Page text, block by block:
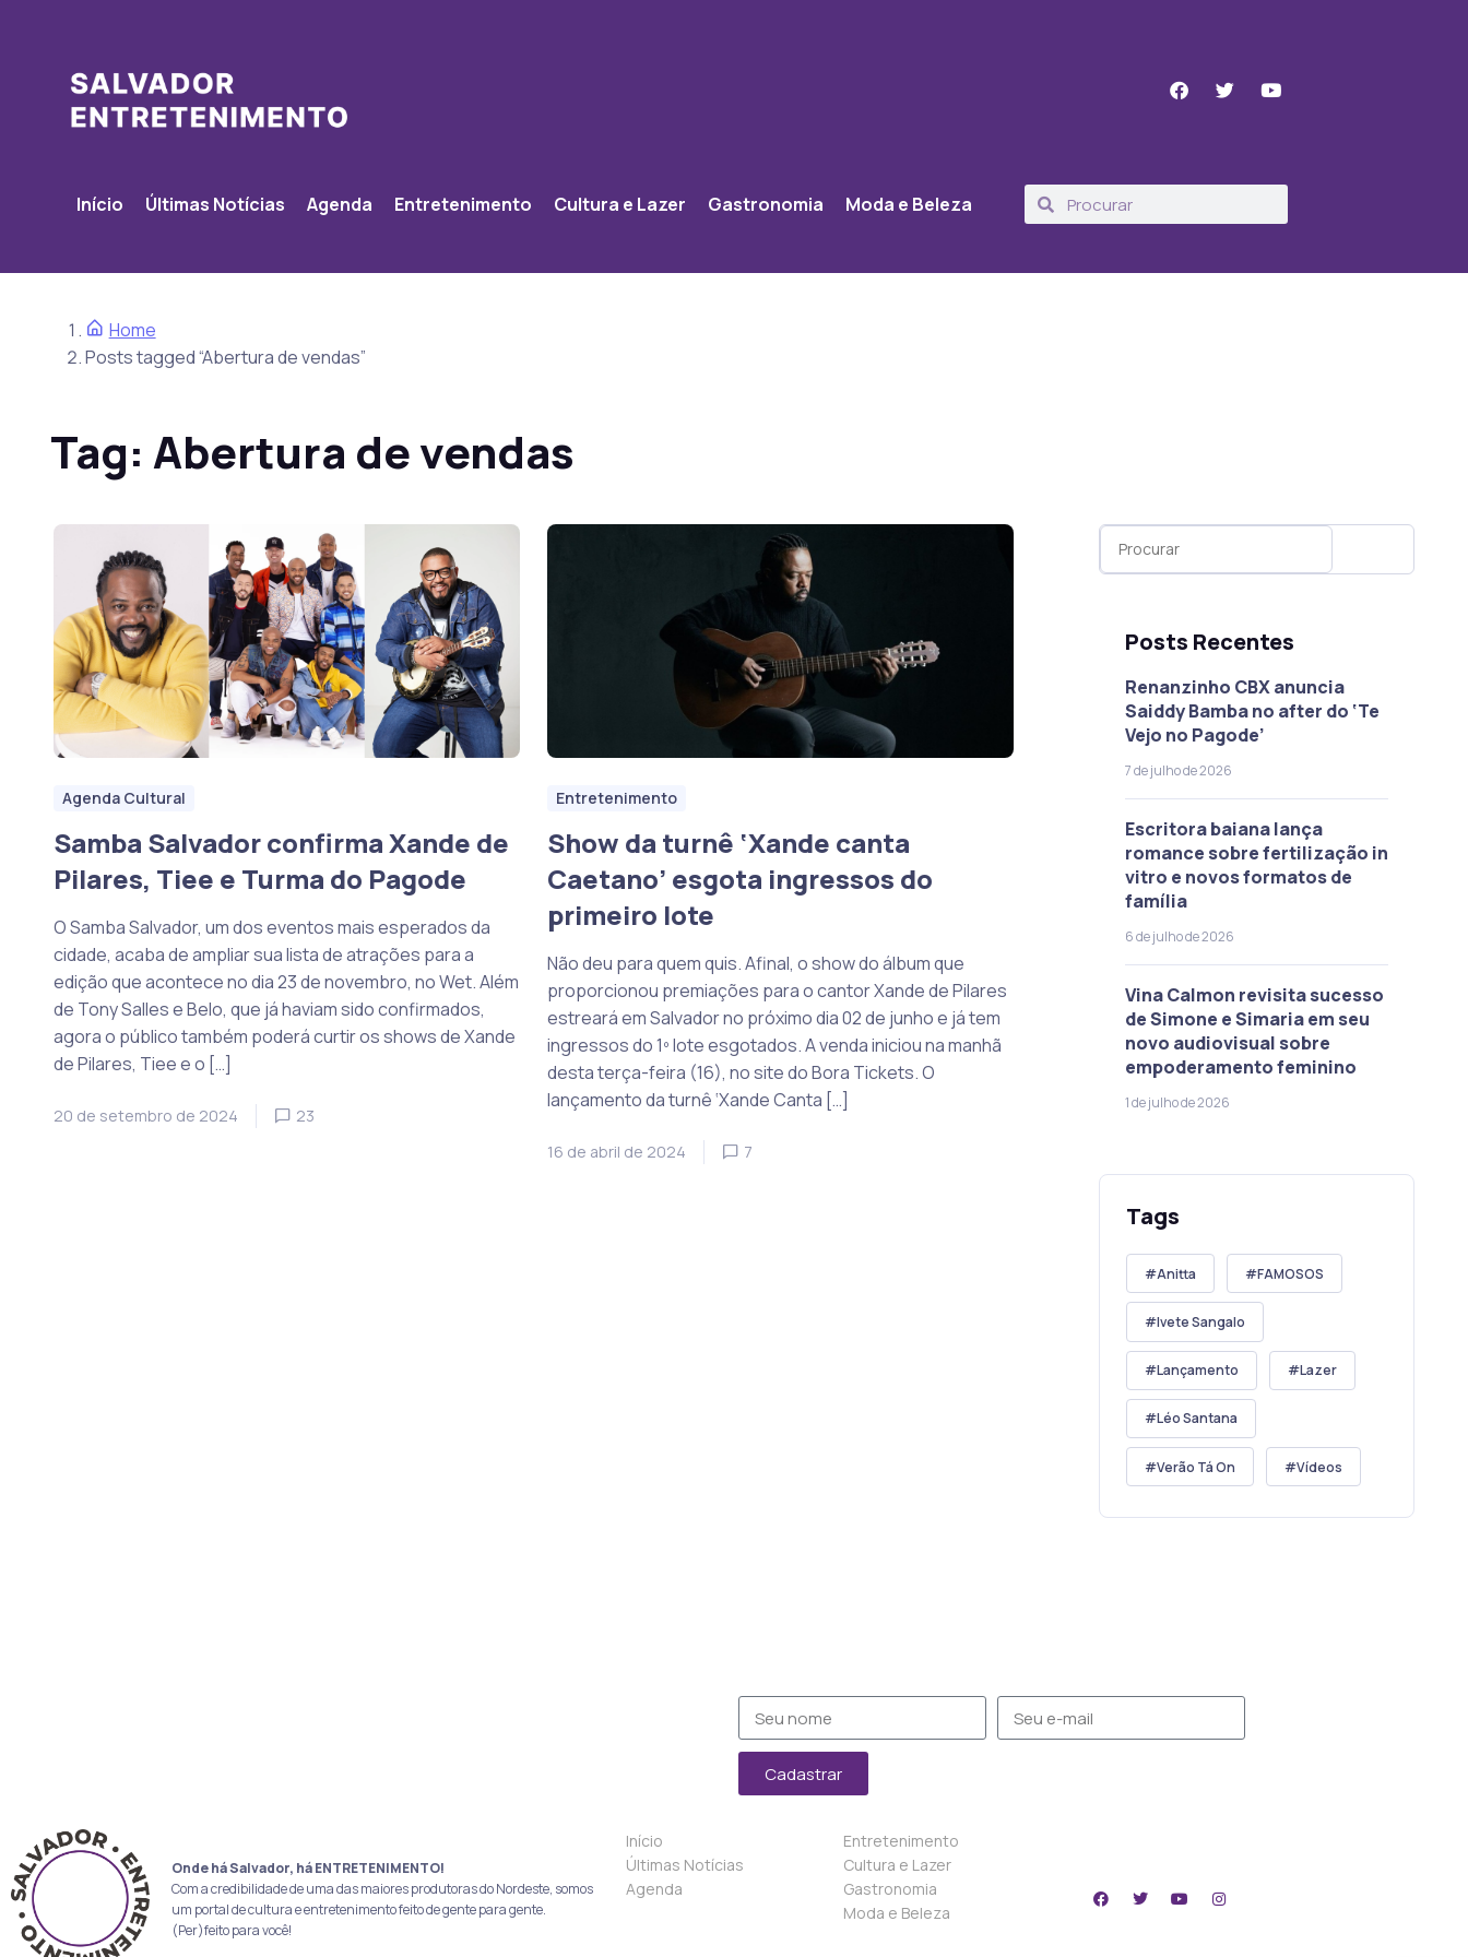
Início Últimas Notícias Agenda Entretenimento Cultura e Lazer Gastronomia Moda e Beleza
Home
Posts tagged “Abertura de vendas”
Tag: Abertura de vendas
Agenda Cultural
Samba Salvador confirma Xande de
Pilares, Tiee e Turma do Pagode
O Samba Salvador, um dos eventos mais esperados da
cidade, acaba de ampliar sua lista de atrações para a
edição que acontece no dia 23 de novembro, no Wet. Além
de Tony Salles e Belo, que já haviam sido confirmados,
agora o público também poderá curtir os shows de Xande
de Pilares, Tiee e o […]
20 de setembro de 2024 23
Entretenimento
Show da turnê ‘Xande canta
Caetano’ esgota ingressos do
primeiro lote
Não deu para quem quis. Afinal, o show do álbum que
proporcionou premiações para o cantor Xande de Pilares
estreará em Salvador no próximo dia 02 de junho e já tem
ingressos do 1º lote esgotados. A venda iniciou na manhã
desta terça-feira (16), no site do Bora Tickets. O
lançamento da turnê ‘Xande Canta […]
16 de abril de 2024 7
Posts Recentes
Renanzinho CBX anuncia
Saiddy Bamba no after do ‘Te
Vejo no Pagode’
7 de julho de 2026
Escritora baiana lança
romance sobre fertilização in
vitro e novos formatos de
família
6 de julho de 2026
Vina Calmon revisita sucesso
de Simone e Simaria em seu
novo audiovisual sobre
empoderamento feminino
1 de julho de 2026
Tags
Anitta FAMOSOS
Ivete Sangalo
Lançamento Lazer
Léo Santana
Verão Tá On Vídeos
Cadastrar
Onde há Salvador, há ENTRETENIMENTO!
Com a credibilidade de uma das maiores produtoras do Nordeste, somos
um portal de cultura e entretenimento feito de gente para gente.
(Per)feito para você!
Início
Últimas Notícias
Agenda
Entretenimento
Cultura e Lazer
Gastronomia
Moda e Beleza